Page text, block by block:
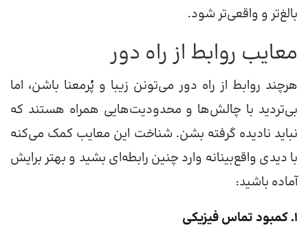
بالغ‌تر و واقعی‌تر شود.
معایب روابط از راه دور
هرچند روابط از راه دور می‌تونن زیبا و پُرمعنا باشن، اما
بی‌تردید با چالش‌ها و محدودیت‌هایی همراه هستند که
نباید نادیده گرفته بشن. شناخت این معایب کمک می‌کنه
با دیدی واقع‌بینانه وارد چنین رابطه‌ای بشید و بهتر برایش
آماده باشید:
1. کمبود تماس فیزیکی